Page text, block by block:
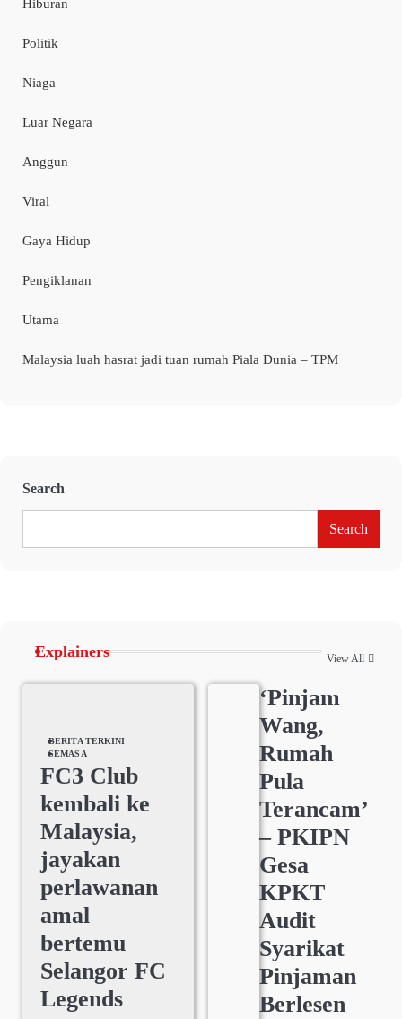
Hiburan
Politik
Niaga
Luar Negara
Anggun
Viral
Gaya Hidup
Pengiklanan
Utama
Malaysia luah hasrat jadi tuan rumah Piala Dunia – TPM
Search
Search
Explainers View All
BERITA TERKINI
SEMASA
FC3 Club
kembali ke
Malaysia,
jayakan
perlawanan
amal
bertemu
Selangor FC
Legends
‘Pinjam
Wang,
Rumah
Pula
Terancam’
– PKIPN
Gesa
KPKT
Audit
Syarikat
Pinjaman
Berlesen